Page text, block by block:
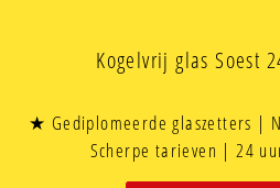
Kogelvrij glas Soest
★ Gediplomeerde glaszetters |
Scherpe tarieven | 24